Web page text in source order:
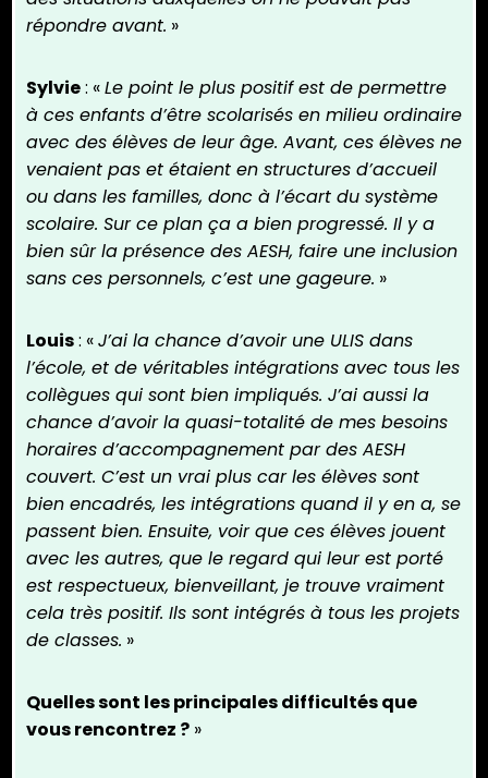
répondre avant. »
Sylvie: «Le point le plus positif est de permettre
à ces enfants d’être scolarisés en milieu ordinaire
avec des élèves de leur âge. Avant, ces élèves ne
venaient pas et étaient en structures d’accueil
ou dans les familles, donc à l’écart du système
scolaire. Sur ce plan ça a bien progressé. Il y a
bien sûr la présence des AESH, faire une inclusion
sans ces personnels, c’est une gageure. »
Louis: «J’ai la chance d’avoir une ULIS dans
l’école, et de véritables intégrations avec tous les
collègues qui sont bien impliqués. J’ai aussi la
chance d’avoir la quasi-totalité de mes besoins
horaires d’accompagnement par des AESH
couvert. C’est un vrai plus car les élèves sont
bien encadrés, les intégrations quand il y en a, se
passent bien. Ensuite, voir que ces élèves jouent
avec les autres, que le regard qui leur est porté
est respectueux, bienveillant, je trouve vraiment
cela très positif. Ils sont intégrés à tous les projets
de classes. »
Quelles sont les principales difficultés que
vous rencontrez ? »